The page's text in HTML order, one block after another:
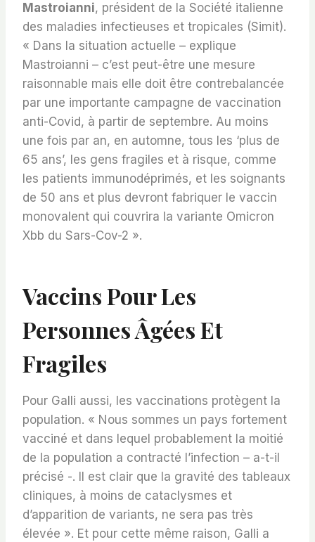
Mastroianni, président de la Société italienne
des maladies infectieuses et tropicales (Simit).
« Dans la situation actuelle – explique
Mastroianni – c’est peut-être une mesure
raisonnable mais elle doit être contrebalancée
par une importante campagne de vaccination
anti-Covid, à partir de septembre. Au moins
une fois par an, en automne, tous les ‘plus de
65 ans’, les gens fragiles et à risque, comme
les patients immunodéprimés, et les soignants
de 50 ans et plus devront fabriquer le vaccin
monovalent qui couvrira la variante Omicron
Xbb du Sars-Cov-2 ».
Vaccins Pour Les
Personnes Âgées Et
Fragiles
Pour Galli aussi, les vaccinations protègent la
population. « Nous sommes un pays fortement
vacciné et dans lequel probablement la moitié
de la population a contracté l’infection – a-t-il
précisé -. Il est clair que la gravité des tableaux
cliniques, à moins de cataclysmes et
d’apparition de variants, ne sera pas très
élevée ». Et pour cette même raison, Galli a